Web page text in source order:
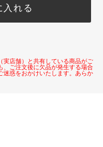
入れる
実店舗）と共有している商品がご
、ご注文後に欠品が発生する場合
迷惑をおかけいたします。あらか